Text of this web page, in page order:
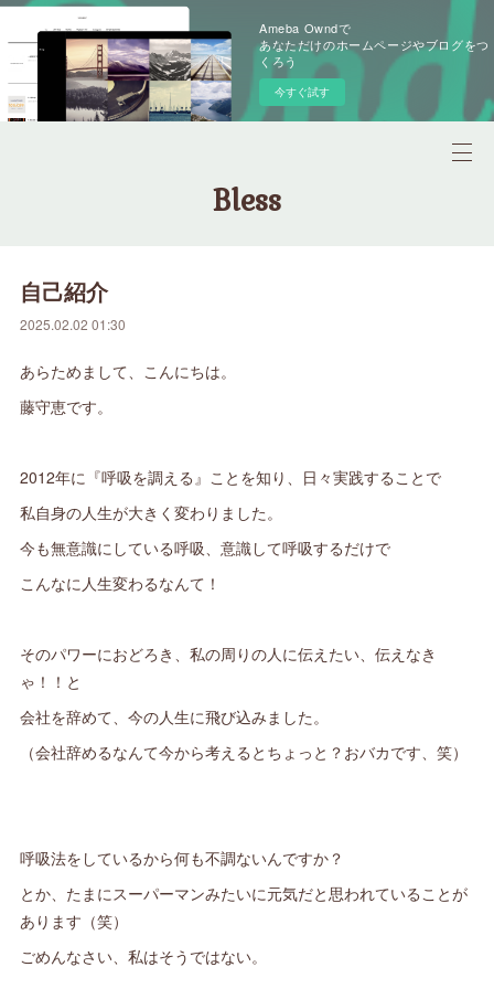
Ameba Owndで
あなただけのホームページやブログをつ
くろう
今すぐ試す
Bless
自己紹介
2025.02.02 01:30
あらためまして、こんにちは。
藤守恵です。
2012年に『呼吸を調える』ことを知り、日々実践することで
私自身の人生が大きく変わりました。
今も無意識にしている呼吸、意識して呼吸するだけで
こんなに人生変わるなんて！
そのパワーにおどろき、私の周りの人に伝えたい、伝えなき
ゃ！！と
会社を辞めて、今の人生に飛び込みました。
（会社辞めるなんて今から考えるとちょっと？おバカです、笑）
呼吸法をしているから何も不調ないんですか？
とか、たまにスーパーマンみたいに元気だと思われていることが
あります（笑）
ごめんなさい、私はそうではない。